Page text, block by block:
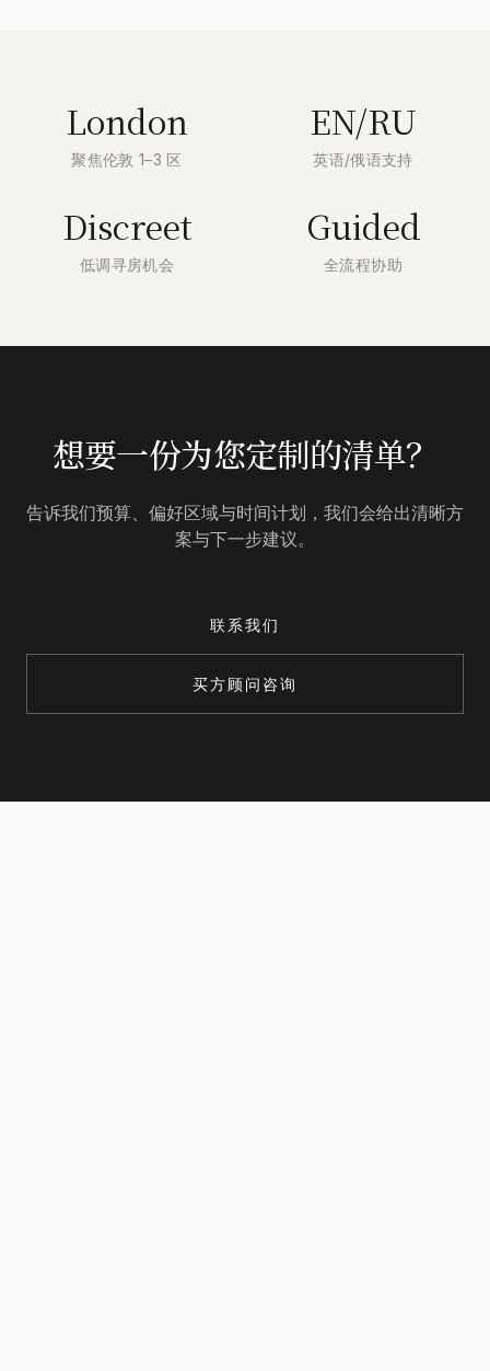
London
聚焦伦敦 1–3 区
EN/RU
英语/俄语支持
Discreet
低调寻房机会
Guided
全流程协助
想要一份为您定制的清单？
告诉我们预算、偏好区域与时间计划，我们会给出清晰方
案与下一步建议。
联系我们
买方顾问咨询